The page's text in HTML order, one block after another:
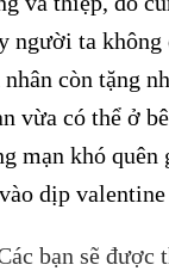
ta không
còn tặng
vừa có thể ở
mạn khó quên
dịp
bạn sẽ được